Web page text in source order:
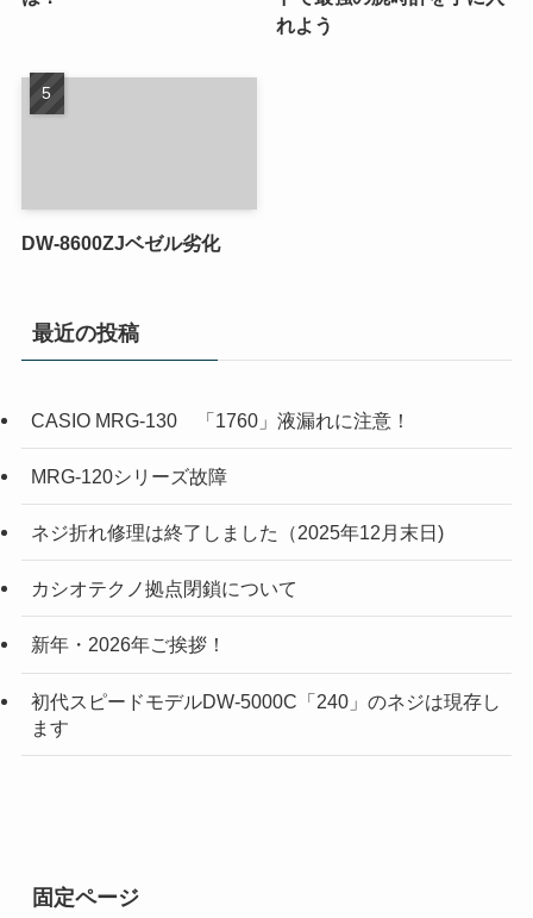
れよう
DW-8600ZJベゼル劣化
最近の投稿
CASIO MRG-130 「1760」液漏れに注意！
MRG-120シリーズ故障
ネジ折れ修理は終了しました（2025年12月末日)
カシオテクノ拠点閉鎖について
新年・2026年ご挨拶！
初代スピードモデルDW-5000C「240」のネジは現存し
ます
固定ページ